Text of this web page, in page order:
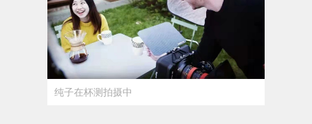
纯子在杯测拍摄中